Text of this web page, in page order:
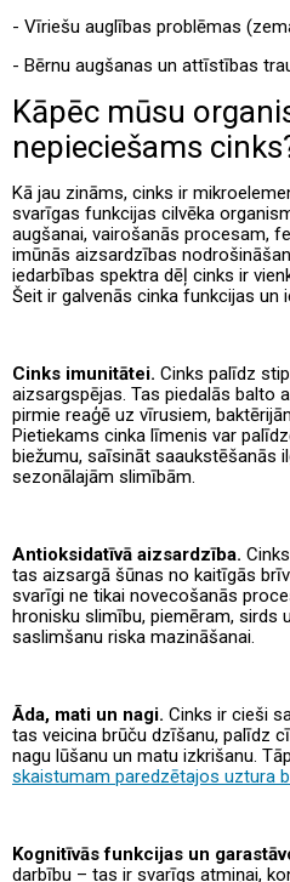
- Vīriešu auglības problēmas
- Bērnu augšanas un attīstības
Kāpēc mūsu
nepieciešams
Kā jau zināms, cinks ir
svarīgas funkcijas cilvēka
augšanai, vairošanās procesam,
imūnās aizsardzības
iedarbības spektra dēļ cinks ir
Šeit ir galvenās cinka funkcijas un
Cinks imunitātei. Cinks palīdz
aizsargspējas. Tas piedalās balto
pirmie reaģē uz vīrusiem,
Pietiekams cinka līmenis var
biežumu, saīsināt saaukstēšanās
sezonālajām slimībām.
Antioksidatīvā aizsardzība.
tas aizsargā šūnas no kaitīgās
svarīgi ne tikai novecošanās
hronisku slimību, piemēram, sirds
saslimšanu riska mazināšanai.
Āda, mati un nagi. Cinks ir cieši
tas veicina brūču dzīšanu, palīdz
nagu lūšanu un matu izkrišanu.
skaistumam paredzētajos uztura
Kognitīvās funkcijas un
darbību – tas ir svarīgs atmiņai,